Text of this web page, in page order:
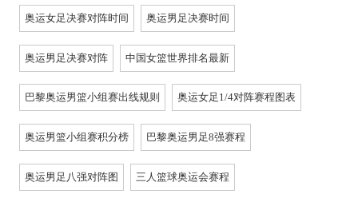
奥运女足决赛对阵时间 奥运男足决赛时间
奥运男足决赛对阵 中国女篮世界排名最新
巴黎奥运男篮小组赛出线规则 奥运女足1/4对阵赛程图表
奥运男篮小组赛积分榜 巴黎奥运男足8强赛程
奥运男足八强对阵图 三人篮球奥运会赛程